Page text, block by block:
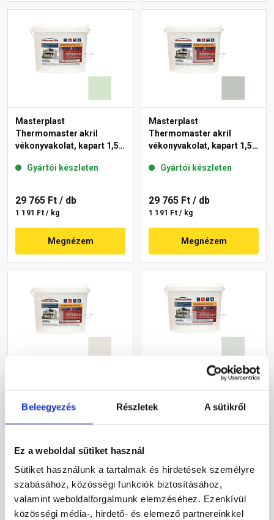
Beleegyezés Részletek A sütikről
Ez a weboldal sütiket használ
Sütiket használunk a tartalmak és hirdetések személyre
szabásához, közösségi funkciók biztosításához,
valamint weboldalforgalmunk elemzéséhez. Ezenkívül
közösségi média-, hirdető- és elemező partnereinkkel
Masterplast
Thermomaster akril
vékonyvakolat, kapart 1,5
Gyártói készleten
29 765 Ft / db
1 191 Ft / kg
Megnézem
Masterplast
Thermomaster akril
vékonyvakolat, kapart 1,5
Gyártói készleten
29 765 Ft / db
1 191 Ft / kg
Megnézem
vékonyvakolat, kapart 1,5
1 095 Ft / kg
Megnézem
vékonyvakolat, kapart 1,5
1 328 Ft / kg
Megnézem